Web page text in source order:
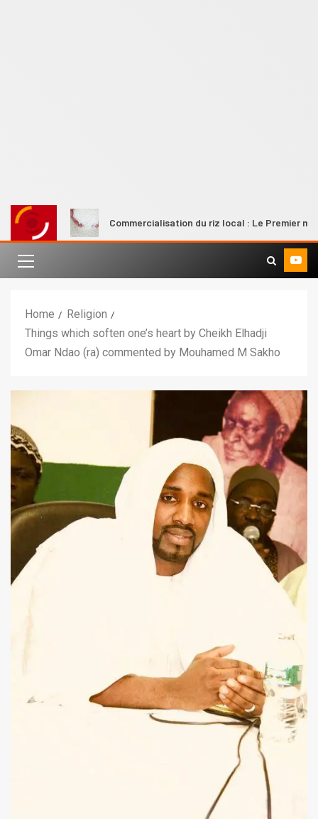
Commercialisation du riz local : Le Premier ministre
Home
Religion
Things which soften one’s heart by Cheikh Elhadji
Omar Ndao (ra) commented by Mouhamed M Sakho